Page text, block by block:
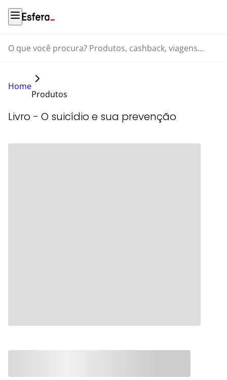
O que você procura? Produtos, cashback, viagens...
Home
Produtos
Livro - O suicídio e sua prevenção